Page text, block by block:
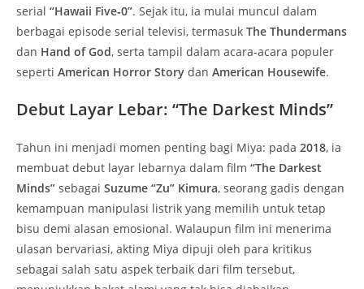
serial “Hawaii Five‑0”. Sejak itu, ia mulai muncul dalam
berbagai episode serial televisi, termasuk The Thundermans
dan Hand of God, serta tampil dalam acara‑acara populer
seperti American Horror Story dan American Housewife.
Debut Layar Lebar: “The Darkest Minds”
Tahun ini menjadi momen penting bagi Miya: pada 2018, ia
membuat debut layar lebarnya dalam film “The Darkest
Minds” sebagai Suzume “Zu” Kimura, seorang gadis dengan
kemampuan manipulasi listrik yang memilih untuk tetap
bisu demi alasan emosional. Walaupun film ini menerima
ulasan bervariasi, akting Miya dipuji oleh para kritikus
sebagai salah satu aspek terbaik dari film tersebut,